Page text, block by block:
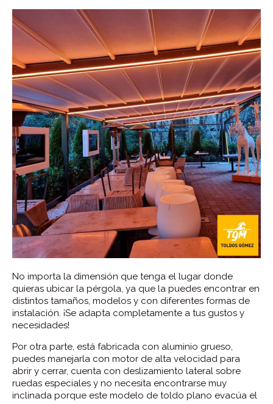
No importa la dimensión que tenga el lugar donde
quieras ubicar la pérgola, ya que la puedes encontrar en
distintos tamaños, modelos y con diferentes formas de
instalación. ¡Se adapta completamente a tus gustos y
necesidades!
Por otra parte, está fabricada con aluminio grueso,
puedes manejarla con motor de alta velocidad para
abrir y cerrar, cuenta con deslizamiento lateral sobre
ruedas especiales y no necesita encontrarse muy
inclinada porque este modelo de toldo plano evacúa el